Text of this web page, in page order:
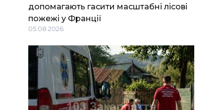
допомагають гасити масштабні лісові
пожежі у Франції
05.08.2026